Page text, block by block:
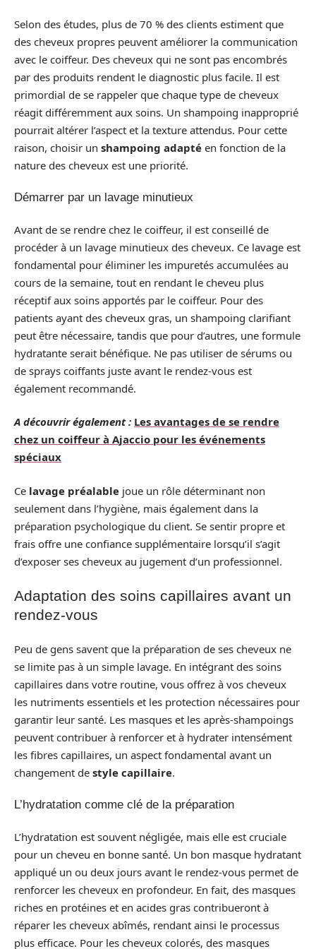
Selon des études, plus de 70 % des clients estiment que
des cheveux propres peuvent améliorer la communication
avec le coiffeur. Des cheveux qui ne sont pas encombrés
par des produits rendent le diagnostic plus facile. Il est
primordial de se rappeler que chaque type de cheveux
réagit différemment aux soins. Un shampoing inapproprié
pourrait altérer l’aspect et la texture attendus. Pour cette
raison, choisir un shampoing adapté en fonction de la
nature des cheveux est une priorité.
Démarrer par un lavage minutieux
Avant de se rendre chez le coiffeur, il est conseillé de
procéder à un lavage minutieux des cheveux. Ce lavage est
fondamental pour éliminer les impuretés accumulées au
cours de la semaine, tout en rendant le cheveu plus
réceptif aux soins apportés par le coiffeur. Pour des
patients ayant des cheveux gras, un shampoing clarifiant
peut être nécessaire, tandis que pour d’autres, une formule
hydratante serait bénéfique. Ne pas utiliser de sérums ou
de sprays coiffants juste avant le rendez-vous est
également recommandé.
A découvrir également : Les avantages de se rendre
chez un coiffeur à Ajaccio pour les événements
spéciaux
Ce lavage préalable joue un rôle déterminant non
seulement dans l’hygiène, mais également dans la
préparation psychologique du client. Se sentir propre et
frais offre une confiance supplémentaire lorsqu’il s’agit
d’exposer ses cheveux au jugement d’un professionnel.
Adaptation des soins capillaires avant un
rendez-vous
Peu de gens savent que la préparation de ses cheveux ne
se limite pas à un simple lavage. En intégrant des soins
capillaires dans votre routine, vous offrez à vos cheveux
les nutriments essentiels et les protection nécessaires pour
garantir leur santé. Les masques et les après-shampoings
peuvent contribuer à renforcer et à hydrater intensément
les fibres capillaires, un aspect fondamental avant un
changement de style capillaire.
L’hydratation comme clé de la préparation
L’hydratation est souvent négligée, mais elle est cruciale
pour un cheveu en bonne santé. Un bon masque hydratant
appliqué un ou deux jours avant le rendez-vous permet de
renforcer les cheveux en profondeur. En fait, des masques
riches en protéines et en acides gras contribueront à
réparer les cheveux abîmés, rendant ainsi le processus
plus efficace. Pour les cheveux colorés, des masques